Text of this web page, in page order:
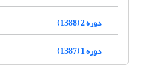
دوره 2 (1388)
دوره 1 (1387)